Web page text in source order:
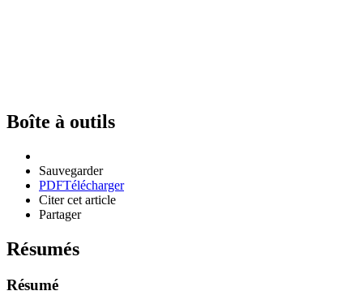
Boîte à outils
Sauvegarder
PDFTélécharger
Citer cet article
Partager
Résumés
Résumé